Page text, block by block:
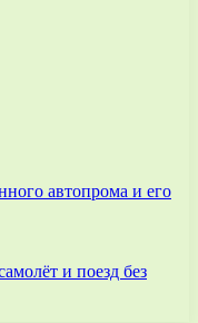
автопрома и его
и поезд без